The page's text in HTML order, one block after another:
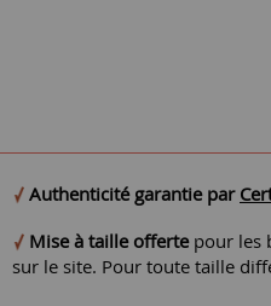
Authenticité garantie par
Mise à taille offertepour les
sur le site. Pour toute taille